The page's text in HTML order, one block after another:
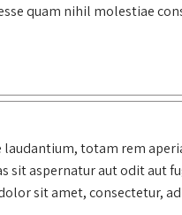
quam nihil molestiae
totam rem
aspernatur aut odit aut
sit amet, consectetur,